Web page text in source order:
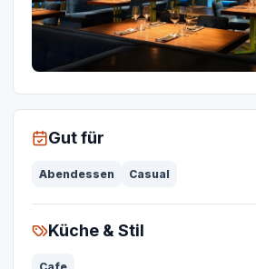
Gut für
Abendessen Casual
Küche & Stil